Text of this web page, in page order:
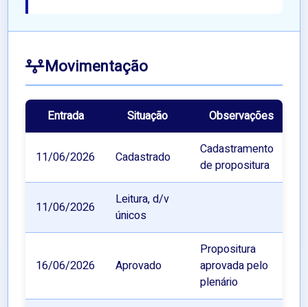
Movimentação
Entrada Situação Observações
11/06/2026 Cadastrado
Cadastramento
de propositura
11/06/2026
Leitura, d/v
únicos
16/06/2026 Aprovado
Propositura
aprovada pelo
plenário